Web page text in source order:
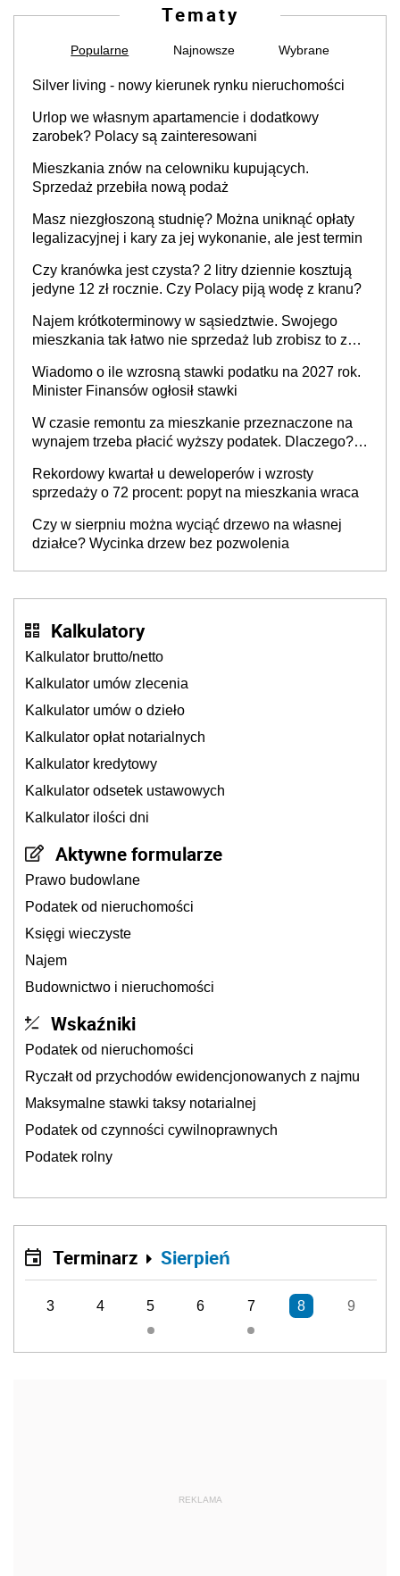
Tematy
Popularne Najnowsze Wybrane
Silver living - nowy kierunek rynku nieruchomości
Urlop we własnym apartamencie i dodatkowy
zarobek? Polacy są zainteresowani
Mieszkania znów na celowniku kupujących.
Sprzedaż przebiła nową podaż
Masz niezgłoszoną studnię? Można uniknąć opłaty
legalizacyjnej i kary za jej wykonanie, ale jest termin
Czy kranówka jest czysta? 2 litry dziennie kosztują
jedyne 12 zł rocznie. Czy Polacy piją wodę z kranu?
Najem krótkoterminowy w sąsiedztwie. Swojego
mieszkania tak łatwo nie sprzedaż lub zrobisz to ze
Wiadomo o ile wzrosną stawki podatku na 2027 rok.
Minister Finansów ogłosił stawki
W czasie remontu za mieszkanie przeznaczone na
wynajem trzeba płacić wyższy podatek. Dlaczego?
Rekordowy kwartał u deweloperów i wzrosty
sprzedaży o 72 procent: popyt na mieszkania wraca
Czy w sierpniu można wyciąć drzewo na własnej
działce? Wycinka drzew bez pozwolenia
Kalkulatory
Kalkulator brutto/netto
Kalkulator umów zlecenia
Kalkulator umów o dzieło
Kalkulator opłat notarialnych
Kalkulator kredytowy
Kalkulator odsetek ustawowych
Kalkulator ilości dni
Aktywne formularze
Prawo budowlane
Podatek od nieruchomości
Księgi wieczyste
Najem
Budownictwo i nieruchomości
Wskaźniki
Podatek od nieruchomości
Ryczałt od przychodów ewidencjonowanych z najmu
Maksymalne stawki taksy notarialnej
Podatek od czynności cywilnoprawnych
Podatek rolny
Terminarz Sierpień
3 4 5 6 7 8 9
REKLAMA